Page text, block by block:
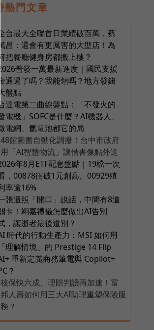
熱門文章
全台最大全聯首日業績破百萬，蔡
篤昌：還會有更厲害的大型店！為
何把餐廳健身房都搬上樓？
2026普發一萬最新進度｜國民支援
金通過了嗎？我能領嗎？地方發錢
大盤點
達電第二曲線盤點：「不發火的
電機」SOFC是什麼？AI機器人、
電網、氫電池都它的局
48館圖書自動化調撥！台中市政府
用「AI智慧物流」讓借書像點外送
年8月ETF配息盤點｜19檔一次
，00878衝破1元創高、00929殖
率逾16%
張遺照「開口」說話，中間有8道
卡！翊嘉禮儀怎麼做出AI告別
，讓逝者最後道別？
時代的行動生產力：MSI 如何用
「理解情境」的 Prestige 14 Flip
重新定義商務筆電與 Copilot+
？
核保快六成、理賠判讀再加速！富
邦人壽如何用三大AI助理重塑保險服
務？